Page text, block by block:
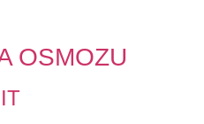
OSMOZU